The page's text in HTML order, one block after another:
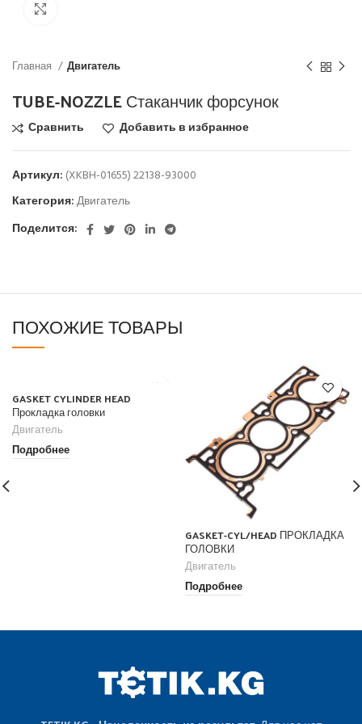
Главная Двигатель
TUBE-NOZZLE Стаканчик форсунок
Сравнить Добавить в избранное
Артикул: (XKBH-01655) 22138-93000
Категория:Двигатель
Поделится:
ПОХОЖИЕ ТОВАРЫ
GASKET CYLINDER HEAD
Прокладка головки
Двигатель
Подробнее
GASKET-CYL/HEAD ПРОКЛАДКА
ГОЛОВКИ
Двигатель
Подробнее